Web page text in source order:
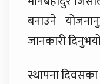
बनाउने
जानकारी
स्थापना